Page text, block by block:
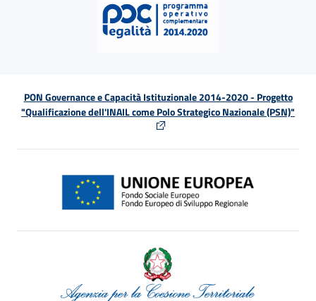
PON Governance e Capacità Istituzionale 2014-2020 - Progetto
"Qualificazione dell'INAIL come Polo Strategico Nazionale (PSN)"